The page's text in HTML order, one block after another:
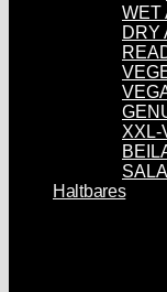
WET
DRY
XXL-
Haltbares